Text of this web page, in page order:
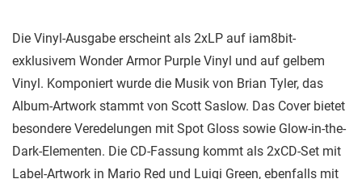
Die Vinyl-Ausgabe erscheint als 2xLP auf iam8bit-
exklusivem Wonder Armor Purple Vinyl und auf gelbem
Vinyl. Komponiert wurde die Musik von Brian Tyler, das
Album-Artwork stammt von Scott Saslow. Das Cover bietet
besondere Veredelungen mit Spot Gloss sowie Glow-in-the-
Dark-Elementen. Die CD-Fassung kommt als 2xCD-Set mit
Label-Artwork in Mario Red und Luigi Green, ebenfalls mit